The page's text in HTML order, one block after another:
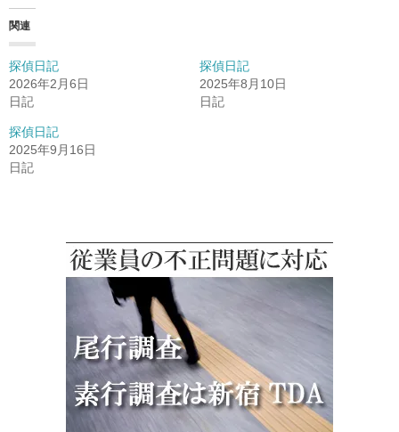
関連
探偵日記
2026年2月6日
日記
探偵日記
2025年8月10日
日記
探偵日記
2025年9月16日
日記